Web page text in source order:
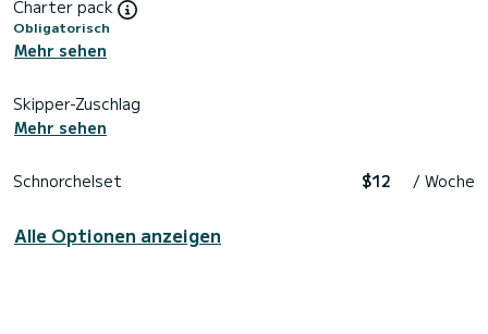
Charter pack
Obligatorisch
Mehr sehen
Skipper-Zuschlag
Mehr sehen
Schnorchelset $12 / Woche
Alle Optionen anzeigen